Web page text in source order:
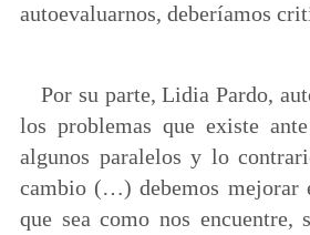
autoevaluarnos, deberíamos
Por su parte, Lidia Pardo,
los problemas que existe
algunos paralelos y lo
cambio (…) debemos mejorar
que sea como nos